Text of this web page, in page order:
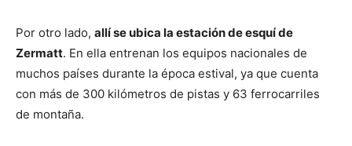
Por otro lado, allí se ubica la estación de esquí de
Zermatt. En ella entrenan los equipos nacionales de
muchos países durante la época estival, ya que cuenta
con más de 300 kilómetros de pistas y 63 ferrocarriles
de montaña.